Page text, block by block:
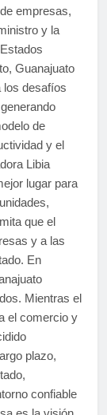
empresas,
y la
Guanajuato
los desafíos
de
y el
Libia
lugar para
que el
y a las
En
Mientras el
el comercio y
plazo,
confiable